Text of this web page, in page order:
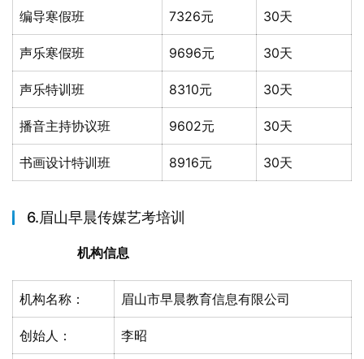
编导寒假班 7326元 30天
声乐寒假班 9696元 30天
声乐特训班 8310元 30天
播音主持协议班 9602元 30天
书画设计特训班 8916元 30天
6.眉山早晨传媒艺考培训
机构信息
机构名称： 眉山市早晨教育信息有限公司
创始人： 李昭